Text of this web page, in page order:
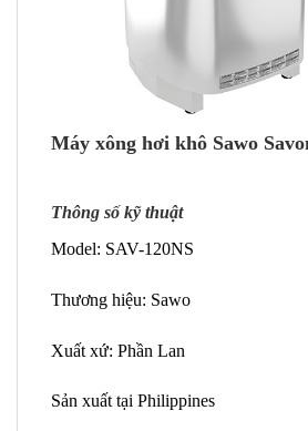
Máy xông hơi khô Sawo
Thông số kỹ thuật
Model: SAV-120NS
Thương hiệu: Sawo
Xuất xứ: Phần Lan
Sản xuất tại Philippines